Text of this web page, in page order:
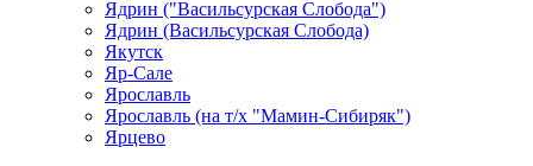
Ядрин ("Васильсурская Слобода")
Ядрин (Васильсурская Слобода)
Якутск
Яр-Сале
Ярославль
Ярославль (на т/х "Мамин-Сибиряк")
Ярцево